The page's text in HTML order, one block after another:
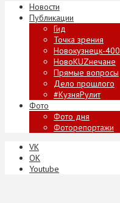
Новости
Публикации
Гид
Точка зрения
Новокузнецк-400
НовоKUZнечане
Прямые вопросы
Дело прошлого
#КузняРулит
Фото
Фото дня
Фоторепортажи
VK
ОК
Youtube